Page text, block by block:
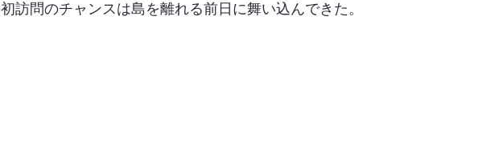
初訪問のチャンスは島を離れる前日に舞い込んできた。